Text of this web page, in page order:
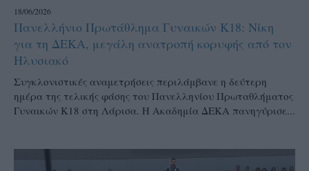
18/06/2026
Πανελλήνιο Πρωτάθλημα Γυναικών Κ18: Νίκη
για τη ΔΕΚΑ, μεγάλη ανατροπή κορυφής από τον
Ηλυσιακό
Συγκλονιστικές αναμετρήσεις περιλάμβανε η δεύτερη
ημέρα της τελικής φάσης του Πανελληνίου Πρωταθλήματος
Γυναικών Κ18 στη Λάρισα. Η Ακαδημία ΔΕΚΑ πανηγύρισε...